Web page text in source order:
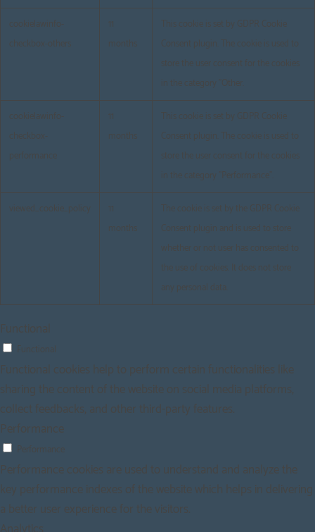
cookielawinfo-
checkbox-others
11
months
This cookie is set by GDPR Cookie
Consent plugin. The cookie is used to
store the user consent for the cookies
in the category "Other.
cookielawinfo-
checkbox-
performance
11
months
This cookie is set by GDPR Cookie
Consent plugin. The cookie is used to
store the user consent for the cookies
in the category "Performance".
viewed_cookie_policy
11
months
The cookie is set by the GDPR Cookie
Consent plugin and is used to store
whether or not user has consented to
the use of cookies. It does not store
any personal data.
Functional
Functional
Functional cookies help to perform certain functionalities like
sharing the content of the website on social media platforms,
collect feedbacks, and other third-party features.
Performance
Performance
Performance cookies are used to understand and analyze the
key performance indexes of the website which helps in delivering
a better user experience for the visitors.